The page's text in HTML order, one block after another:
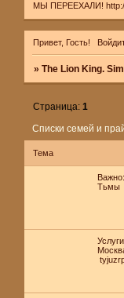
МЫ ПЕРЕЕХАЛИ!
Привет, Гость!
»The Lion King.
Списки семей и
Страница:1
Тема
Важно:
Тьмы